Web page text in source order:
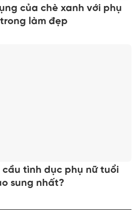
của chè xanh với phụ
làm đẹp
cầu tình dục phụ nữ tuổi
sung nhất?